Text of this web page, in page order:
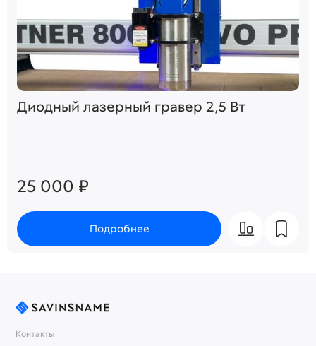
Диодный лазерный гравер 2,5 Вт
25 000 ₽
Подробнее
Контакты